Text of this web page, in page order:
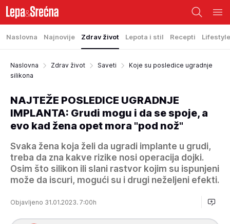
Naslovna Najnovije Zdrav život Lepota i stil Recepti Lifestyle
Naslovna Zdrav život Saveti
Koje su posledice ugradnje
silikona
NAJTEŽE POSLEDICE UGRADNJE
IMPLANTA: Grudi mogu i da se spoje, a
evo kad žena opet mora "pod nož"
Svaka žena koja želi da ugradi implante u grudi,
treba da zna kakve rizike nosi operacija dojki.
Osim što silikon ili slani rastvor kojim su ispunjeni
može da iscuri, mogući su i drugi neželjeni efekti.
Objavljeno 31.01.2023. 7:00h